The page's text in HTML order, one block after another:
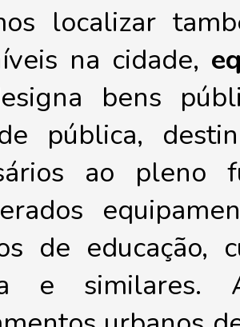
localizar
na cidade,
bens
pública,
ao pleno
de educação,
e similares.